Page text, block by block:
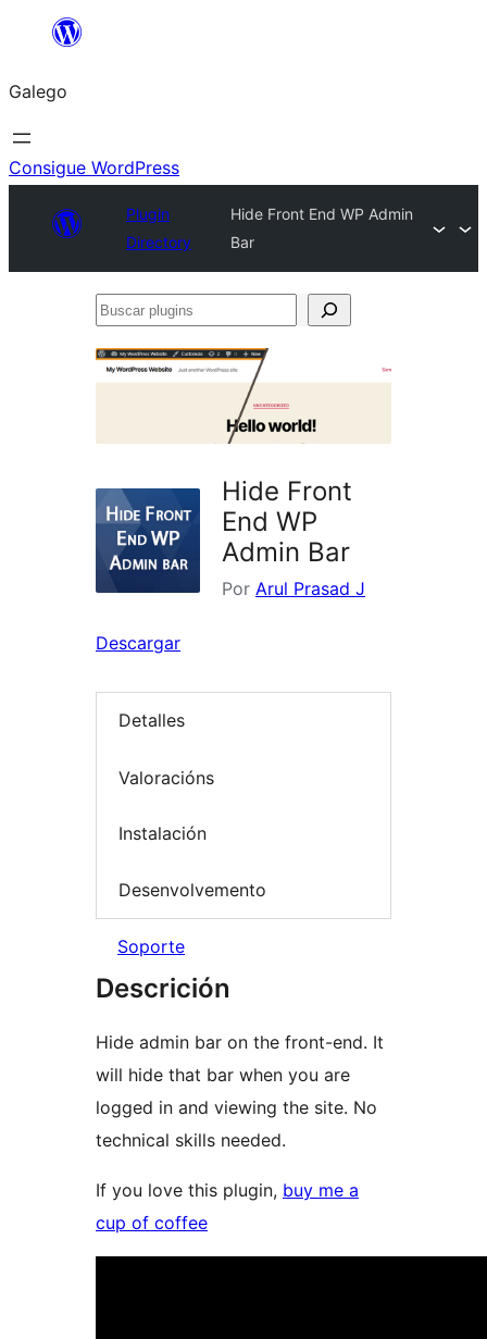
Saltar
contido
Galego
Consigue WordPress
Plugin
Directory
Hide Front End WP Admin
Bar
Buscar
Hide Front
End WP
Admin Bar
Por Arul Prasad J
Descargar
Detalles
Valoracións
Instalación
Desenvolvemento
Soporte
Descrición
Hide admin bar on the front-end. It
will hide that bar when you are
logged in and viewing the site. No
technical skills needed.
If you love this plugin, buy me a
cup of coffee